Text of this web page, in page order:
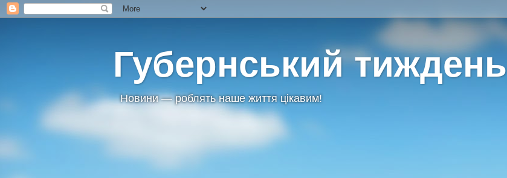
Губернський тиждень
Новини — роблять наше життя цікавим!